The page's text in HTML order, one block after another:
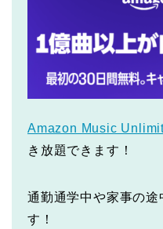
Amazon Music
き放題できます！
通勤通学中や家事の途
す！